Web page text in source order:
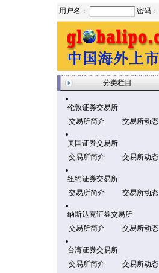
用户名：
密码：
分类栏目
伦敦证券交易所
交易所简介
交易所动态
美国证券交易所
交易所简介
交易所动态
纽约证券交易所
交易所简介
交易所动态
纳斯达克证券交易所
交易所简介
交易所动态
台湾证券交易所
交易所简介
交易所动态